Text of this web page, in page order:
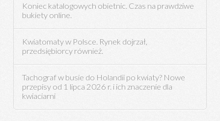
Koniec katalogowych obietnic. Czas na prawdziwe
bukiety online.
Kwiatomaty w Polsce. Rynek dojrzał,
przedsiębiorcy również.
Tachograf w busie do Holandii po kwiaty? Nowe
przepisy od 1 lipca 2026 r. i ich znaczenie dla
kwiaciarni